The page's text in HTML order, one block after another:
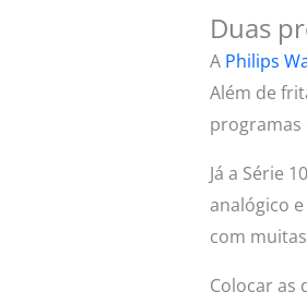
Duas
A Philips
Além de
programas
Já a Série
analógico
com
Colocar as